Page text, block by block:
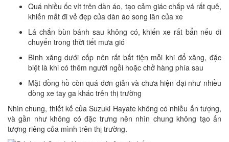
Quá nhiều ốc vít trên dàn áo, tạo cảm giác chắp vá rất quê,
khiến mất đi vẻ đẹp của dàn áo song lân của xe
Lá chắn bùn bánh sau không có, khiến xe rất bẩn nếu di
chuyển trong thời tiết mưa gió
Bình xăng dưới cốp nên rất bất tiện mỗi khi đổ xăng, đặc
biệt là khi có thêm người ngồi hoặc chở hàng phía sau
Mặt đồng hồ còn quá đơn giản và chưa hiện đại như nhiều
dòng xe tay ga khác trên thị trường
Nhìn chung, thiết kế của Suzuki Hayate không có nhiều ấn tượng,
và gần như không có đặc trưng nên nhìn chung không tạo ấn
tượng riêng của mình trên thị trường.